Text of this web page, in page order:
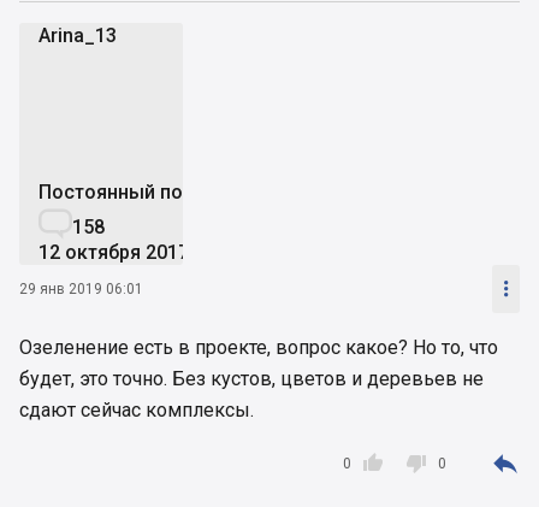
Arina_13
Постоянный пользователь
158
12 октября 2017
29 янв 2019 06:01 
Озеленение есть в проекте, вопрос какое? Но то, что
будет, это точно. Без кустов, цветов и деревьев не
сдают сейчас комплексы.

0  0 